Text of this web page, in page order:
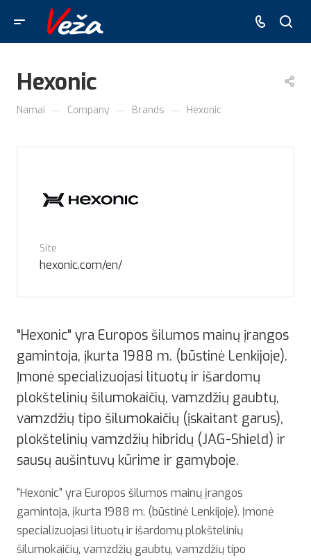
Hexonic
Namai — Company — Brands — Hexonic
Site
hexonic.com/en/
"Hexonic" yra Europos šilumos mainų įrangos
gamintoja, įkurta 1988 m. (būstinė Lenkijoje).
Įmonė specializuojasi lituotų ir išardomų
plokštelinių šilumokaičių, vamzdžių gaubtų,
vamzdžių tipo šilumokaičių (įskaitant garus),
plokštelinių vamzdžių hibridų (JAG-Shield) ir
sausų aušintuvų kūrime ir gamyboje.
"Hexonic" yra Europos šilumos mainų įrangos
gamintoja, įkurta 1988 m. (būstinė Lenkijoje). Įmonė
specializuojasi lituotų ir išardomų plokštelinių
šilumokaičių, vamzdžių gaubtų, vamzdžių tipo